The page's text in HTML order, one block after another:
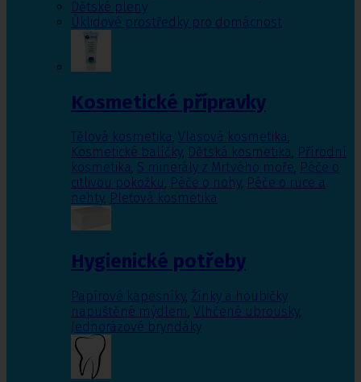
Dětské pleny
Úklidové prostředky pro domácnost
Kosmetické přípravky
Tělová kosmetika, Vlasová kosmetika,
Kosmetické balíčky, Dětská kosmetika, Přírodní
kosmetika, S minerály z Mrtvého moře, Péče o
citlivou pokožku, Péče o nohy, Péče o ruce a
nehty, Pleťová kosmetika
Hygienické potřeby
Papírové kapesníky, Žínky a houbičky
napuštěné mýdlem, Vlhčené ubrousky,
Jednorázové bryndáky